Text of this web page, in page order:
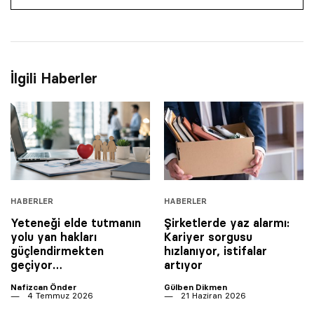
İlgili Haberler
HABERLER
Yeteneği elde tutmanın
yolu yan hakları
güçlendirmekten
geçiyor…
Nafizcan Önder
4 Temmuz 2026
HABERLER
Şirketlerde yaz alarmı:
Kariyer sorgusu
hızlanıyor, istifalar
artıyor
Gülben Dikmen
21 Haziran 2026